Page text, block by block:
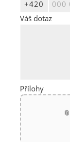
Váš dotaz
Přílohy